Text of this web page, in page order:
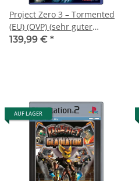
Project Zero 3 – Tormented
(EU) (OVP) (sehr guter
Zustand) - PlayStation 2
139,99 € *
AUF LAGER